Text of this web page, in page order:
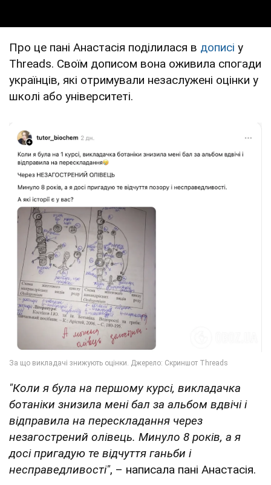
Про це пані Анастасія поділилася в дописі у
Threads. Своїм дописом вона оживила спогади
українців, які отримували незаслужені оцінки у
школі або університеті.
"Коли я була на першому курсі, викладачка
ботаніки знизила мені бал за альбом вдвічі і
відправила на перескладання через
незагострений олівець. Минуло 8 років, а я
досі пригадую те відчуття ганьби і
несправедливості", – написала пані Анастасія.